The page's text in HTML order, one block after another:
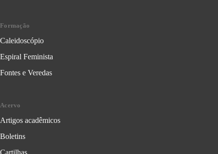
Formação
Caleidoscópio
Espiral Feminista
Fontes e Veredas
Acervo
Artigos acadêmicos
Boletins
Cartilhas